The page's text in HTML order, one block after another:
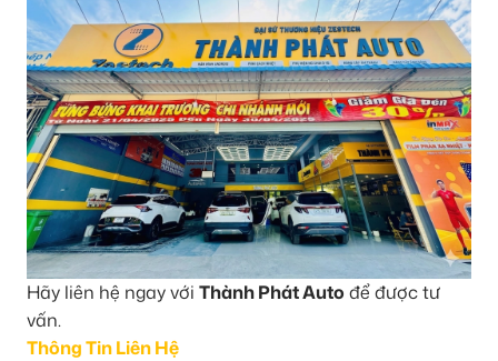
Hãy liên hệ ngay với Thành Phát Auto để được tư
vấn.
Thông Tin Liên Hệ